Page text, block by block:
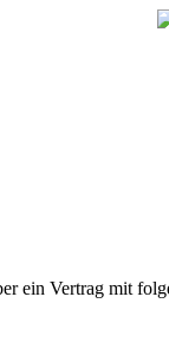
Vertrag mit